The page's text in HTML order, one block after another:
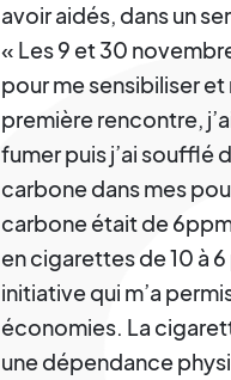
avoir aidés, dans un
« Les 9 et 30
pour me sensibiliser
première rencontre,
fumer puis j’ai soufflé
carbone dans mes
carbone était de
en cigarettes de 10 à
initiative qui m’a
économies. La
une dépendance